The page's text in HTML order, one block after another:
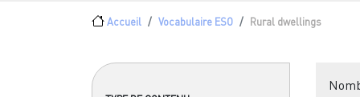
Fil d'Ariane
Accueil Vocabulaire ESO Rural dwellings